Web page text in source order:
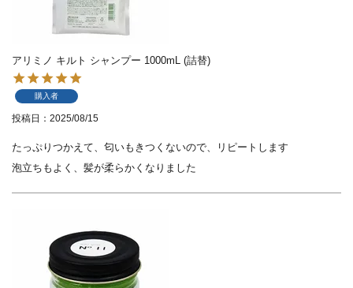
アリミノ キルト シャンプー 1000mL (詰替)
購入者
投稿日 2025/08/15
たっぷりつかえて、匂いもきつくないので、リピートします
泡立ちもよく、髪が柔らかくなりました